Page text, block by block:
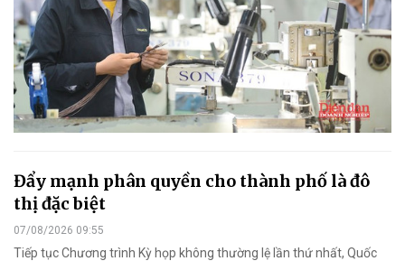
Đẩy mạnh phân quyền cho thành phố là đô
thị đặc biệt
07/08/2026 09:55
Tiếp tục Chương trình Kỳ họp không thường lệ lần thứ nhất, Quốc